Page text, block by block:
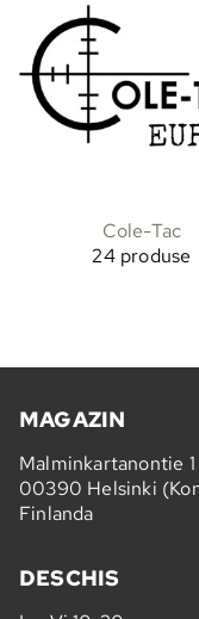
Cole-Tac
24 produse
MAGAZIN
Malminkartanontie 1
00390 Helsinki
Finlanda
DESCHIS